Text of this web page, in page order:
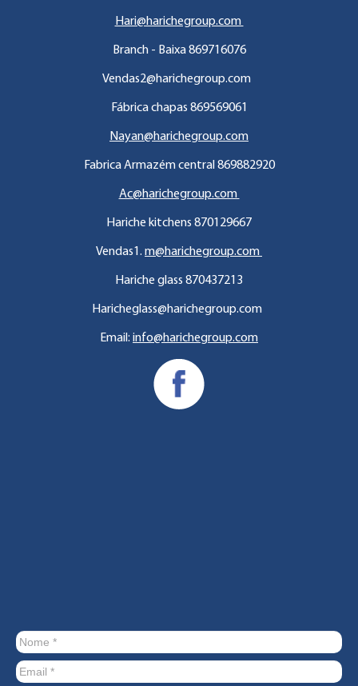
Hari@harichegroup.com
Branch - Baixa 869716076
Vendas2@harichegroup.com
Fábrica chapas 869569061
Nayan@harichegroup.com
Fabrica Armazém central 869882920
Ac@harichegroup.com
Hariche kitchens 870129667
Vendas1. m@harichegroup.com
Hariche glass 870437213
Haricheglass@harichegroup.com
Email: info@harichegroup.com